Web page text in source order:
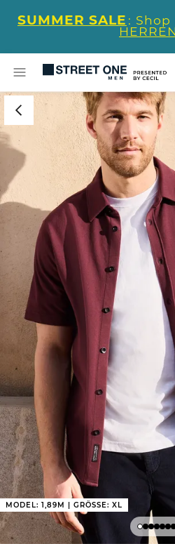
SUMMER SALE : Shop
HERREN
MODEL: 1,89M | GRÖSSE: XL